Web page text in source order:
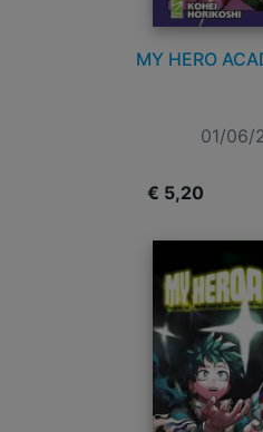
MY HERO
01/06/
€ 5,20